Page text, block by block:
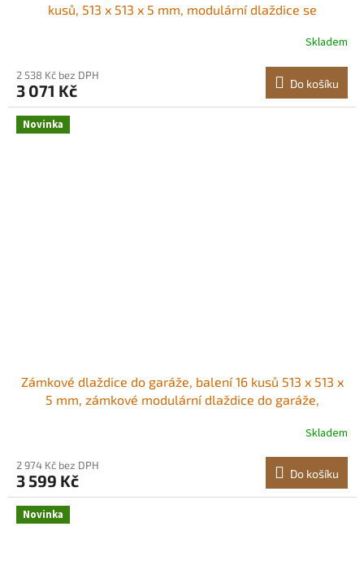
kusů, 513 x 513 x 5 mm, modulární dlaždice se
s diamantovou deskou pro dílnu, sklad, nářadí, černé
Skladem
2 538 Kč bez DPH
3 071 Kč Do košíku
Novinka
Zámkové dlaždice do garáže, balení 16 kusů 513 x 513 x
5 mm, zámkové modulární dlaždice do garáže,
dílnu, sklad, nářadí, grafitově šedá Protiskluzová
diamantová deska PVC konstrukce<br/
Skladem
2 974 Kč bez DPH
3 599 Kč Do košíku
Novinka